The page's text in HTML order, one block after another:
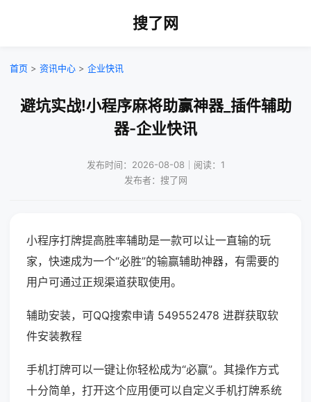
搜了网
首页 > 资讯中心 > 企业快讯
避坑实战!小程序麻将助赢神器_插件辅助
器-企业快讯
发布时间：2026-08-08｜阅读：1
发布者：搜了网
小程序打牌提高胜率辅助是一款可以让一直输的玩
家，快速成为一个“必胜”的输赢辅助神器，有需要的
用户可通过正规渠道获取使用。
辅助安装，可QQ搜索申请 549552478 进群获取软
件安装教程
手机打牌可以一键让你轻松成为“必赢”。其操作方式
十分简单，打开这个应用便可以自定义手机打牌系统